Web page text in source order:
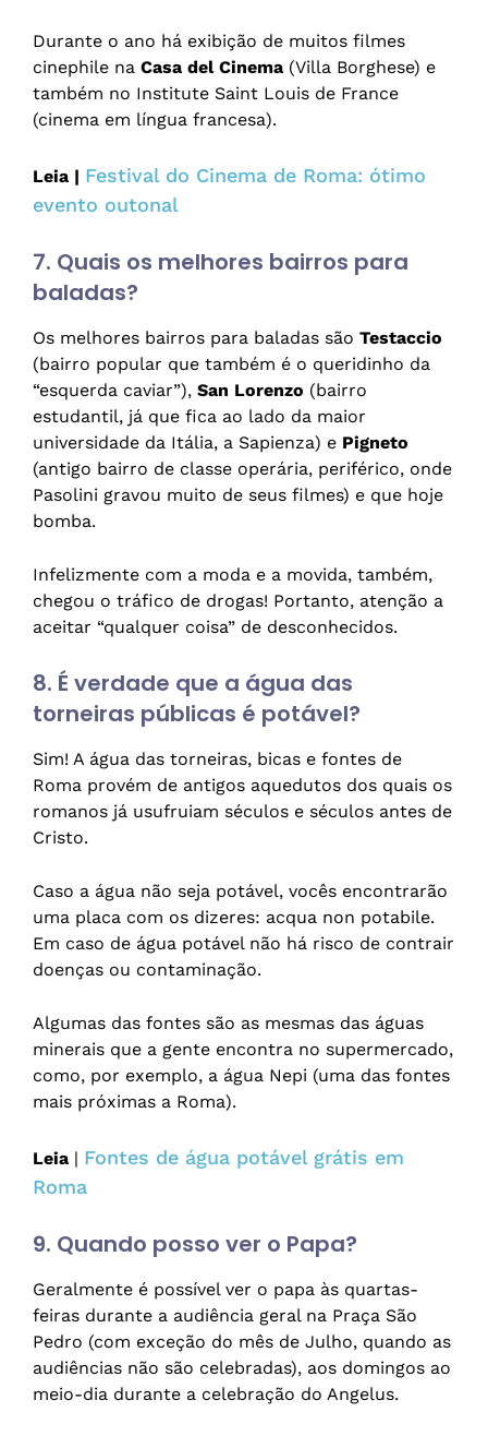
Durante o ano há exibição de muitos filmes
cinephile na Casa del Cinema (Villa Borghese) e
também no Institute Saint Louis de France
(cinema em língua francesa).
Leia | Festival do Cinema de Roma: ótimo
evento outonal
7. Quais os melhores bairros para
baladas?
Os melhores bairros para baladas são Testaccio
(bairro popular que também é o queridinho da
“esquerda caviar”), San Lorenzo (bairro
estudantil, já que fica ao lado da maior
universidade da Itália, a Sapienza) e Pigneto
(antigo bairro de classe operária, periférico, onde
Pasolini gravou muito de seus filmes) e que hoje
bomba.
Infelizmente com a moda e a movida, também,
chegou o tráfico de drogas! Portanto, atenção a
aceitar “qualquer coisa” de desconhecidos.
8. É verdade que a água das
torneiras públicas é potável?
Sim! A água das torneiras, bicas e fontes de
Roma provém de antigos aquedutos dos quais os
romanos já usufruiam séculos e séculos antes de
Cristo.
Caso a água não seja potável, vocês encontrarão
uma placa com os dizeres: acqua non potabile.
Em caso de água potável não há risco de contrair
doenças ou contaminação.
Algumas das fontes são as mesmas das águas
minerais que a gente encontra no supermercado,
como, por exemplo, a água Nepi (uma das fontes
mais próximas a Roma).
Leia | Fontes de água potável grátis em
Roma
9. Quando posso ver o Papa?
Geralmente é possível ver o papa às quartas-
feiras durante a audiência geral na Praça São
Pedro (com exceção do mês de Julho, quando as
audiências não são celebradas), aos domingos ao
meio-dia durante a celebração do Angelus.